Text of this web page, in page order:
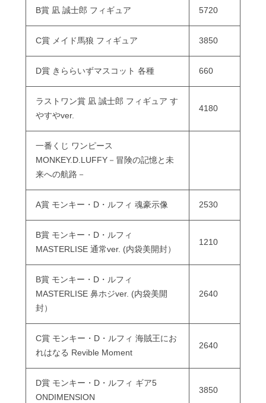
B賞 凪 誠士郎 フィギュア 5720
C賞 メイド馬狼 フィギュア 3850
D賞 きららいずマスコット 各種 660
ラストワン賞 凪 誠士郎 フィギュア す
やすやver.
4180
一番くじ ワンピース
MONKEY.D.LUFFY－冒険の記憶と未
来への航路－
A賞 モンキー・D・ルフィ 魂豪示像 2530
B賞 モンキー・D・ルフィ
MASTERLISE 通常ver. (内袋美開封）
1210
B賞 モンキー・D・ルフィ
MASTERLISE 鼻ホジver. (内袋美開
封）
2640
C賞 モンキー・D・ルフィ 海賊王にお
れはなる Revible Moment
2640
D賞 モンキー・D・ルフィ ギア5
ONDIMENSION
3850